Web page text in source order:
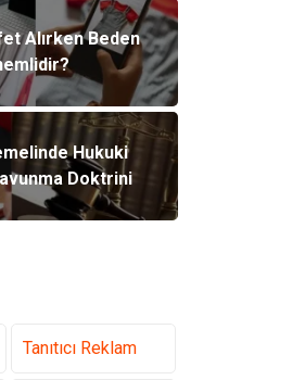
Alırken Beden
Hukuki
Doktrini
Tanıtıcı Reklam